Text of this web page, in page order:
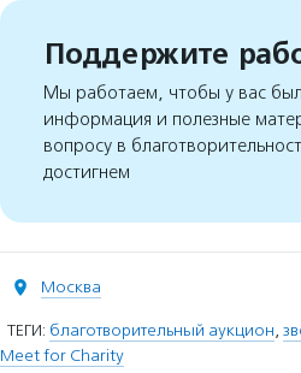
Поддержите
Мы работаем, чтобы у вас
информация и полезные
вопросу в
достигнем
Москва
ТЕГИ: благотворительный аукцион,
Meet for Charity